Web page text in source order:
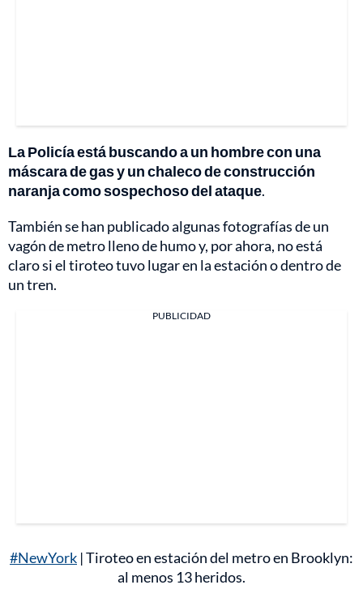
La Policía está buscando a un hombre con una
máscara de gas y un chaleco de construcción
naranja como sospechoso del ataque.
También se han publicado algunas fotografías de un
vagón de metro lleno de humo y, por ahora, no está
claro si el tiroteo tuvo lugar en la estación o dentro de
un tren.
PUBLICIDAD
#NewYork | Tiroteo en estación del metro en Brooklyn:
al menos 13 heridos.